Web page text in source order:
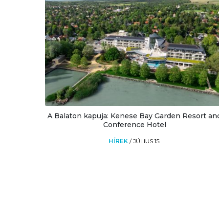
A Balaton kapuja: Kenese Bay Garden Resort
Conference Hotel
HÍREK /JÚLIUS 15.